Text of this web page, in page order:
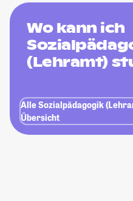
Wo kann ich
(Lehramt)
Alle Sozialpädagogik
Übersicht